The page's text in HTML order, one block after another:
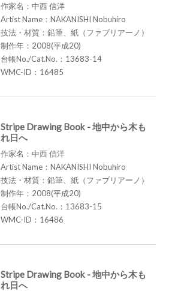
作家名：中西 信洋
Artist Name：NAKANISHI Nobuhiro
技法・材質：鉛筆、紙（ファブリアーノ）
制作年：2008(平成20)
台帳No./Cat.No.：13683-14
WMC-ID：16485
Stripe Drawing Book - 地中から木も
れ日へ
作家名：中西 信洋
Artist Name：NAKANISHI Nobuhiro
技法・材質：鉛筆、紙（ファブリアーノ）
制作年：2008(平成20)
台帳No./Cat.No.：13683-15
WMC-ID：16486
Stripe Drawing Book - 地中から木も
れ日へ